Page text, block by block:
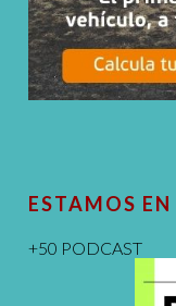
ESTAMOS
+50 PODCAST